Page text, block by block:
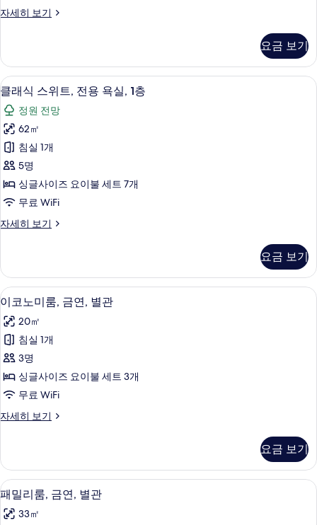
모
기
자
보
기
침
2
개,
정
원
전
망,
1
층
사
진
보
기
자세히 보기
트
널
스
위
트,
침
실
2
개,
정
원
전
망,
층
히
보
기
요금 보기
클
래
식
스
위
트,
전
욕
1
층
사
진
모
두
보
기
클래식 스위트, 전용 욕실, 1층 | 고급
18
클래식 스위트, 전용 욕실, 1층
정원 전망
62㎡
침실 1개
5명
싱글사이즈 요이불 세트 7개
무료 WiFi
자세히 보기
클
위
트,
전
용
욕
실,
층
자
세
히
보
요금 보기
이
코
노
미
룸,
금
별
사
진
모
두
고급 침구, 오리/거위털 이불, 필로우
12
이코노미룸, 금연, 별관
20㎡
침실 1개
3명
싱글사이즈 요이불 세트 3개
무료 WiFi
자세히 보기
이
룸,
금
연,
별
관
요금 보기
패
밀
고급 침구, 오리/거위털 이불, 필로우
13
패밀리룸, 금연, 별관
33㎡